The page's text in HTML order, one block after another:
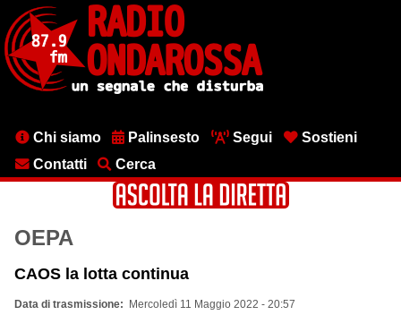
contenuto
principale
MenuChi siamo Palinsesto Segui
Sostieni
Contatti
Cerca
OEPA
CAOS la lotta continua
Data di trasmissione Mercoledì 11 Maggio 2022 - 20:57